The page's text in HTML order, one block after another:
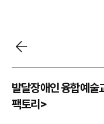
발달장애인 융합예술
팩토리>